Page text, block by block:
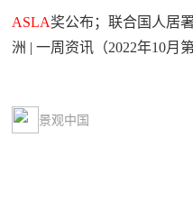
ASLA奖公布；联合国人居
洲 | 一周资讯（2022年10月第
景观中国